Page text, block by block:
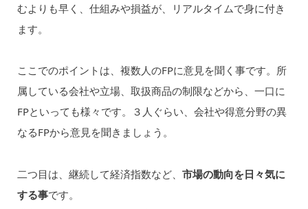
むよりも早く、仕組みや損益が、リアルタイムで身に付き
ます。
ここでのポイントは、複数人のFPに意見を聞く事です。所
属している会社や立場、取扱商品の制限などから、一口に
FPといっても様々です。３人ぐらい、会社や得意分野の異
なるFPから意見を聞きましょう。
二つ目は、継続して経済指数など、 市場の動向を日々気に
する事です。